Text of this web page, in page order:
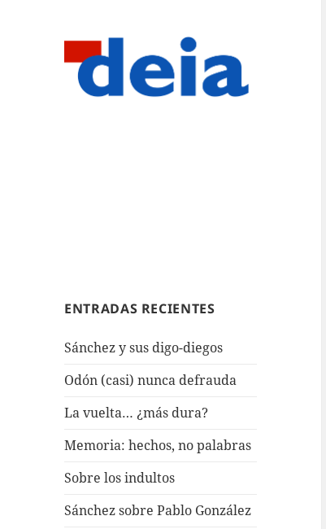
ENTRADAS RECIENTES
Sánchez y sus digo-diegos
Odón (casi) nunca defrauda
La vuelta… ¿más dura?
Memoria: hechos, no palabras
Sobre los indultos
Sánchez sobre Pablo González